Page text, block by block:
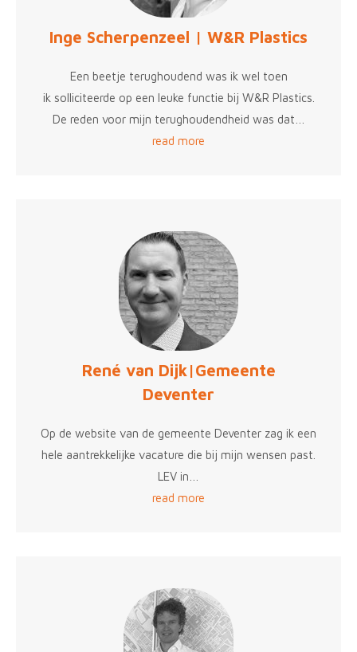
Inge Scherpenzeel | W&R Plastics
Een beetje terughoudend was ik wel toen
ik solliciteerde op een leuke functie bij W&R Plastics.
De reden voor mijn terughoudendheid was dat…
read more
René van Dijk|Gemeente
Deventer
Op de website van de gemeente Deventer zag ik een
hele aantrekkelijke vacature die bij mijn wensen past.
LEV in…
read more